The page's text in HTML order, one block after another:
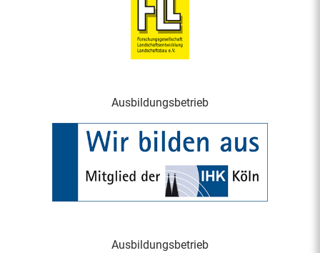
Ausbildungsbetrieb
Ausbildungsbetrieb